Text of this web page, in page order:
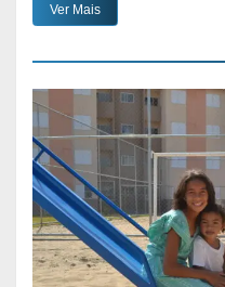
Ver Mais